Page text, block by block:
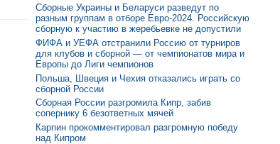
Сборные Украины и Беларуси разведут по
разным группам в отборе Евро-2024. Российскую
сборную к участию в жеребьевке не допустили
ФИФА и УЕФА отстранили Россию от турниров
для клубов и сборной — от чемпионатов мира и
Европы до Лиги чемпионов
Польша, Швеция и Чехия отказались играть со
сборной России
Сборная России разгромила Кипр, забив
сопернику 6 безответных мячей
Карпин прокомментировал разгромную победу
над Кипром